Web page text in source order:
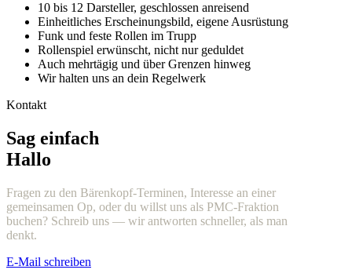
10 bis 12 Darsteller, geschlossen anreisend
Einheitliches Erscheinungsbild, eigene Ausrüstung
Funk und feste Rollen im Trupp
Rollenspiel erwünscht, nicht nur geduldet
Auch mehrtägig und über Grenzen hinweg
Wir halten uns an dein Regelwerk
Kontakt
Sag einfach
Hallo
Fragen zu den Bärenkopf-Terminen, Interesse an einer
gemeinsamen Op, oder du willst uns als PMC-Fraktion
buchen? Schreib uns — wir antworten schneller, als man
denkt.
E-Mail schreiben